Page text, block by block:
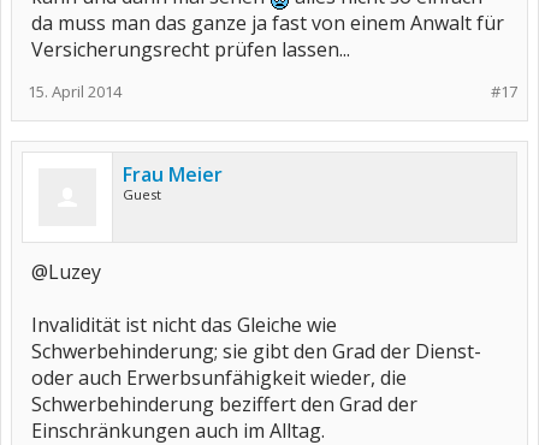
da muss man das ganze ja fast von einem Anwalt für
Versicherungsrecht prüfen lassen...
#17
15. April 2014
Frau Meier
Guest
@Luzey
Invalidität ist nicht das Gleiche wie
Schwerbehinderung; sie gibt den Grad der Dienst-
oder auch Erwerbsunfähigkeit wieder, die
Schwerbehinderung beziffert den Grad der
Einschränkungen auch im Alltag.